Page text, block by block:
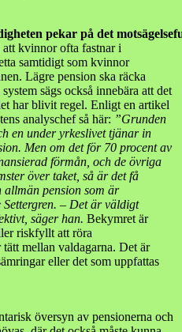
pekar på det
kvinnor ofta fastnar i
samtidigt som kvinnor
Lägre pension ska räcka
sägs också innebära att det
har blivit regel. Enligt en artikel
analyschef så här: ”Grunden
en under yrkeslivet tjänar in
Men om det för 70 procent av
förmån, och de övriga
över taket, så är det få
allmän pension som är
– Det är väldigt
säger han. Bekymret är
riskfyllt att röra
tätt mellan valdagarna. Det är
eller det som uppfattas
översyn av pensionerna och